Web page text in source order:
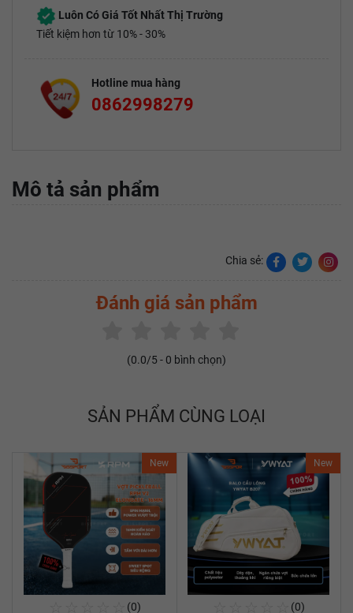
Luôn Có Giá Tốt Nhất Thị Trường
Tiết kiệm hơn từ 10% - 30%
Hotline mua hàng
0862998279
Mô tả sản phẩm
Chia sẻ:
Đánh giá sản phẩm
(0.0/5 - 0 bình chọn)
SẢN PHẨM CÙNG LOẠI
New
(0)
New
(0)